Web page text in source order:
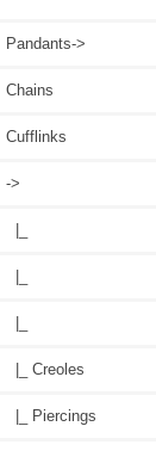
Pandants->
Chains
Cufflinks
->
|_
|_
|_
|_ Creoles
|_ Piercings